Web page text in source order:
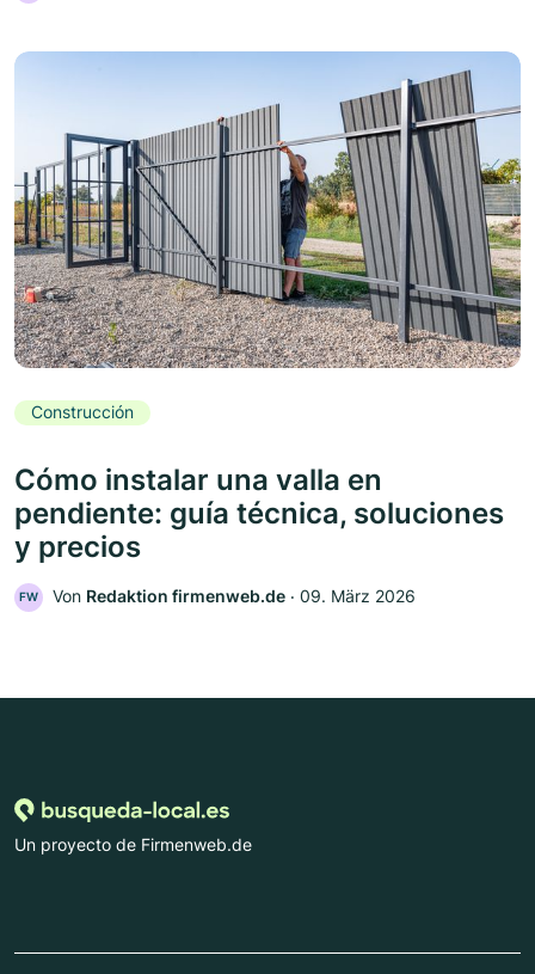
Construcción
Cómo instalar una valla en
pendiente: guía técnica, soluciones
y precios
FW Von Redaktion firmenweb.de ‧ 09. März 2026
Un proyecto de Firmenweb.de